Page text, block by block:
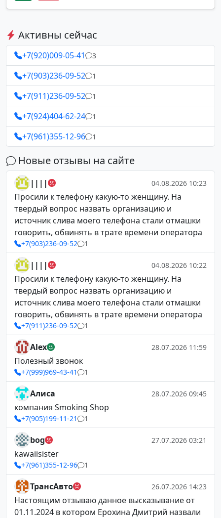
Активны сейчас
+7(920)009-05-41 3
+7(903)236-09-52 1
+7(911)236-09-52 1
+7(924)404-62-24 1
+7(961)355-12-96 1
Новые отзывы на сайте
|||| 04.08.2026 10:23
Просили к телефону какую-то женщину. На
твердый вопрос назвать организацию и
источник слива моего телефона стали отмашки
говорить, обвинять в трате времени оператора
+7(903)236-09-52 1
|||| 04.08.2026 10:22
Просили к телефону какую-то женщину. На
твердый вопрос назвать организацию и
источник слива моего телефона стали отмашки
говорить, обвинять в трате времени оператора
+7(911)236-09-52 1
Alex 28.07.2026 11:59
Полезный звонок
+7(999)969-43-41 1
Алиса 28.07.2026 09:45
компания Smoking Shop
+7(905)199-11-21 1
bog 27.07.2026 03:21
kawaiisister
+7(961)355-12-96 1
ТрансАвто 26.07.2026 14:23
Настоящим отзываю данное высказывание от
01.11.2024 в котором Ерохина Дмитрий назвали